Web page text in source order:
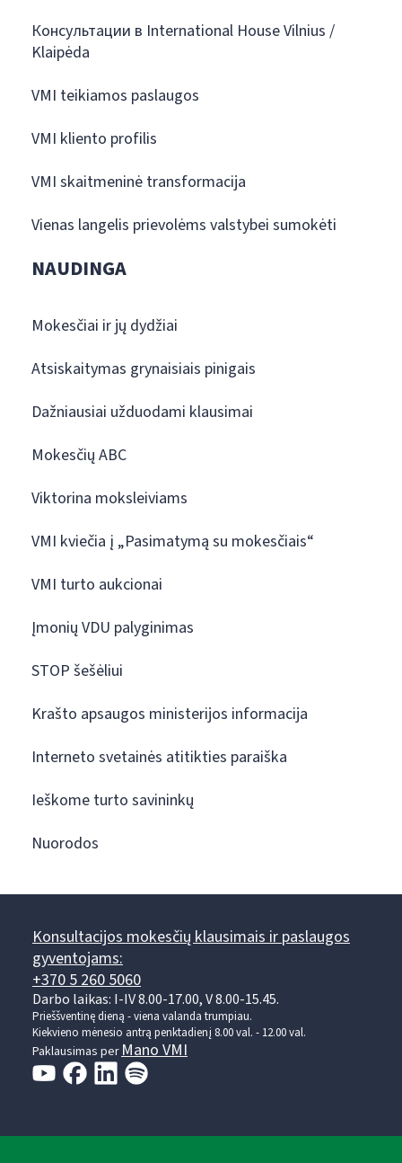
Консультации в International House Vilnius /
Klaipėda
VMI teikiamos paslaugos
VMI kliento profilis
VMI skaitmeninė transformacija
Vienas langelis prievolėms valstybei sumokėti
NAUDINGA
Mokesčiai ir jų dydžiai
Atsiskaitymas grynaisiais pinigais
Dažniausiai užduodami klausimai
Mokesčių ABC
Viktorina moksleiviams
VMI kviečia į „Pasimatymą su mokesčiais“
VMI turto aukcionai
Įmonių VDU palyginimas
STOP šešėliui
Krašto apsaugos ministerijos informacija
Interneto svetainės atitikties paraiška
Ieškome turto savininkų
Nuorodos
Konsultacijos mokesčių klausimais ir paslaugos
gyventojams:
+370 5 260 5060
Darbo laikas: I-IV 8.00-17.00, V 8.00-15.45.
Prieššventinę dieną - viena valanda trumpiau.
Kiekvieno mėnesio antrą penktadienį 8.00 val. - 12.00 val.
Paklausimas per Mano VMI